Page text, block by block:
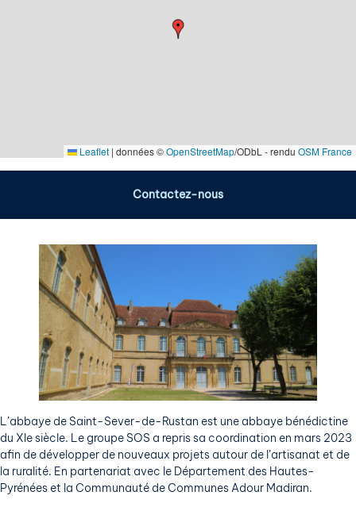
L’abbaye de Saint-Sever-de-Rustan est une abbaye bénédictine
du XIe siècle. Le groupe SOS a repris sa coordination en mars 2023
afin de développer de nouveaux projets autour de l’artisanat et de
la ruralité. En partenariat avec le Département des Hautes-
Pyrénées et la Communauté de Communes Adour Madiran.
Leaflet | données ©OpenStreetMap/ODbL - rendu OSM France
Contactez-nous